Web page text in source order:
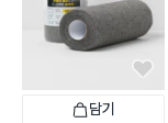
담기